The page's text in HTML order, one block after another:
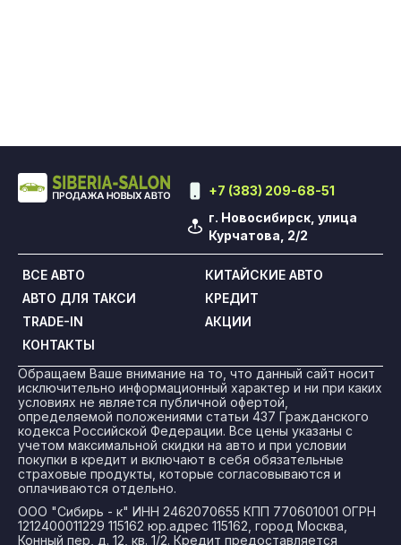
+7 (383) 209-68-51
г. Новосибирск, улица
Курчатова, 2/2
ВСЕ АВТО
КИТАЙСКИЕ АВТО
АВТО ДЛЯ ТАКСИ
КРЕДИТ
TRADE-IN
АКЦИИ
КОНТАКТЫ
Обращаем Ваше внимание на то, что данный сайт носит
исключительно информационный характер и ни при каких
условиях не является публичной офертой,
определяемой положениями статьи 437 Гражданского
кодекса Российской Федерации. Все цены указаны с
учетом максимальной скидки на авто и при условии
покупки в кредит и включают в себя обязательные
страховые продукты, которые согласовываются и
оплачиваются отдельно.
ООО "Сибирь - к" ИНН 2462070655 КПП 770601001 ОГРН
1212400011229 115162 юр.адрес 115162, город Москва,
Конный пер, д. 12, кв. 1/2. Кредит предоставляется